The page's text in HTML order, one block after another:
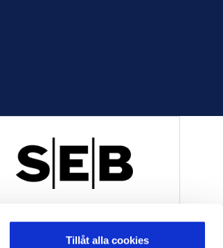
Tillåt alla cookies